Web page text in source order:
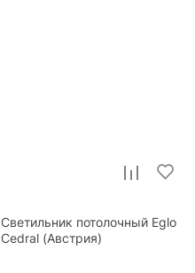
Светильник потолочный Eglo
Cedral (Австрия)